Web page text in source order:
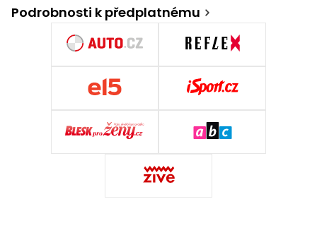
Podrobnosti k předplatnému